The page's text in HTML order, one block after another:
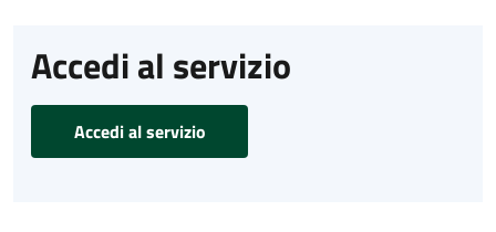
Accedi al servizio
Accedi al servizio